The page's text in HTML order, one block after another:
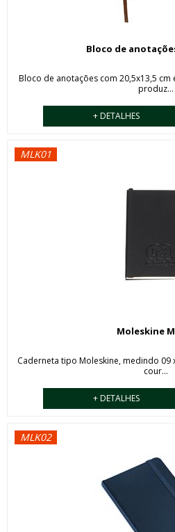
Bloco de
Bloco de anotações com 20,5x13,5
produz...
+ DETALHES
MLK01
Moleskine
Caderneta tipo Moleskine, medindo 09
cour...
+ DETALHES
MLK02